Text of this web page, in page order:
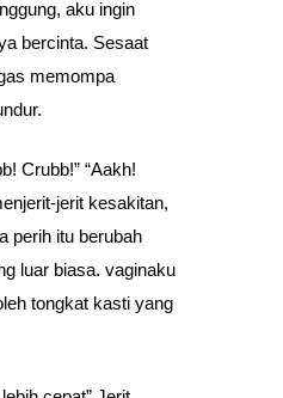
aku ingin
bercinta. Sesaat
memompa
Crubb!” “Aakh!
jerit kesakitan,
perih itu berubah
luar biasa. vaginaku
tongkat kasti yang